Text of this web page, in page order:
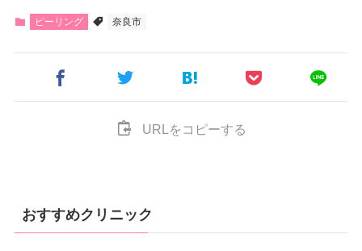
ピーリング 奈良市
URLをコピーする
おすすめクリニック